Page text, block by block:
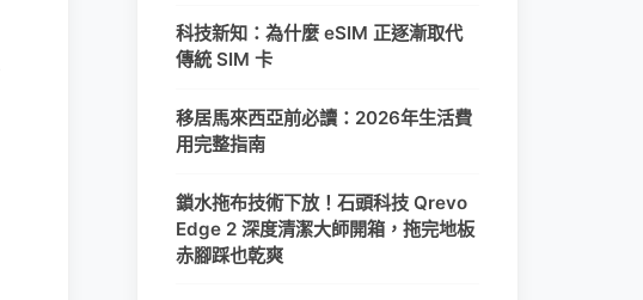
科技新知：為什麼 eSIM 正逐漸取代
傳統 SIM 卡
移居馬來西亞前必讀：2026年生活費
用完整指南
鎖水拖布技術下放！石頭科技 Qrevo
Edge 2 深度清潔大師開箱，拖完地板
赤腳踩也乾爽